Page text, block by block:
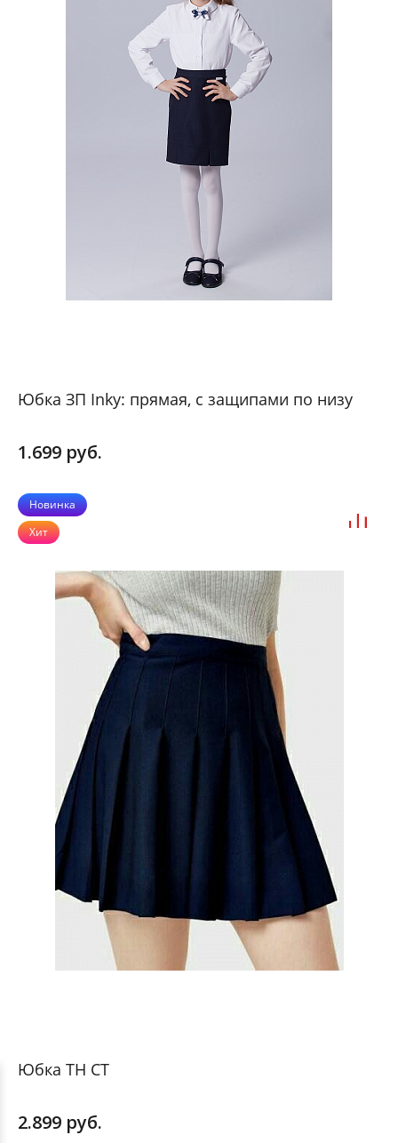
Юбка ЗП Inky: прямая, с защипами по низу
1.699 руб.
Новинка
Хит
Юбка ТН СТ
2.899 руб.